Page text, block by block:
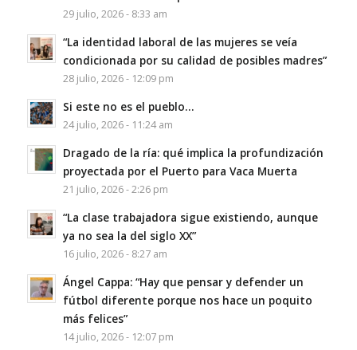
29 julio, 2026 - 8:33 am
“La identidad laboral de las mujeres se veía
condicionada por su calidad de posibles madres”
28 julio, 2026 - 12:09 pm
Si este no es el pueblo…
24 julio, 2026 - 11:24 am
Dragado de la ría: qué implica la profundización
proyectada por el Puerto para Vaca Muerta
21 julio, 2026 - 2:26 pm
“La clase trabajadora sigue existiendo, aunque
ya no sea la del siglo XX”
16 julio, 2026 - 8:27 am
Ángel Cappa: “Hay que pensar y defender un
fútbol diferente porque nos hace un poquito
más felices”
14 julio, 2026 - 12:07 pm